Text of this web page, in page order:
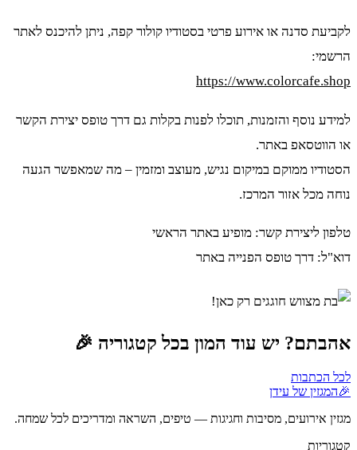
לקביעת סדנה או אירוע פרטי בסטודיו קולור קפה, ניתן להיכנס לאתר
הרשמי:
https://www.colorcafe.shop
למידע נוסף והזמנות, תוכלו לפנות בקלות גם דרך טופס יצירת הקשר
או הווטסאפ באתר.
הסטודיו ממוקם במיקום נגיש, מעוצב ומזמין – מה שמאפשר הגעה
נוחה מכל אזור המרכז.
טלפון ליצירת קשר: מופיע באתר הראשי
דוא"ל: דרך טופס הפנייה באתר
אהבתם? יש עוד המון בכל קטגוריה 🎉
לכל הכתבות
🎉המגזין של עידן
מגזין אירועים, מסיבות וחגיגות — טיפים, השראה ומדריכים לכל שמחה.
קטגוריות